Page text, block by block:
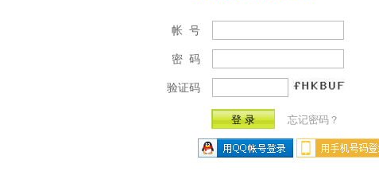
帐 号
密 码
验证码
忘记密码？